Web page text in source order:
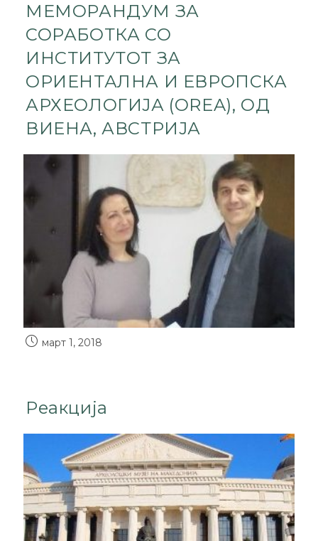
МЕМОРАНДУМ ЗА
СОРАБОТКА СО
ИНСТИТУТОТ ЗА
ОРИЕНТАЛНА И ЕВРОПСКА
АРХЕОЛОГИЈА (OREA), ОД
ВИЕНА, АВСТРИЈА
март 1, 2018
Реакција